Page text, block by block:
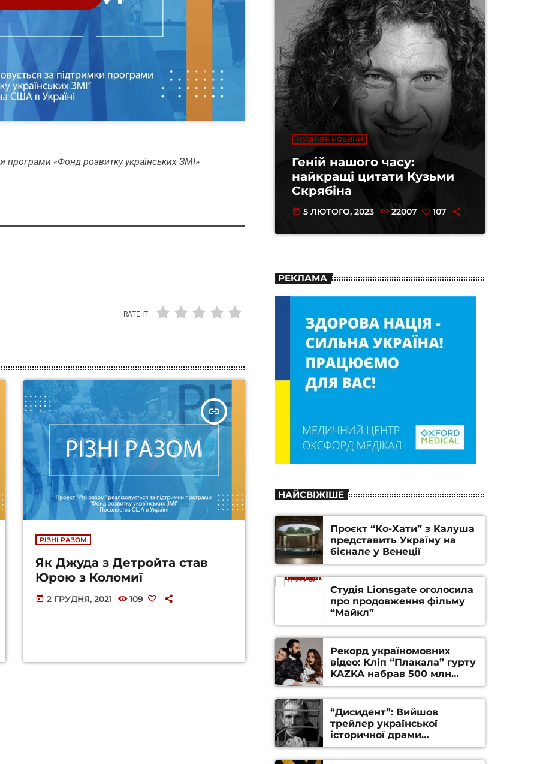
програми «Фонд розвитку українських ЗМІ»
RATE IT
insert_link
РІЗНІ РАЗОМ
Як Джуда з Детройта став
Юрою з Коломиї
today 2 ГРУДНЯ, 2021 109
МУЗИЧНІ НОВИНИ
Геній нашого часу:
найкращі цитати Кузьми
Скрябіна
today 5 ЛЮТОГО, 2023 22007 107
РЕКЛАМА
НАЙСВІЖІШЕ
Проєкт “Ко-Хати” з Калуша
представить Україну на
бієнале у Венеції
Студія Lionsgate оголосила
про продовження фільму
“Майкл”
Рекорд україномовних
відео: Кліп “Плакала” гурту
KAZKA набрав 500 млн
переглядів на YouTube
“Дисидент”: Вийшов
трейлер української
історичної драми
Станіслава Гуренка та
Андрія Алфьорова (ВІДЕО)